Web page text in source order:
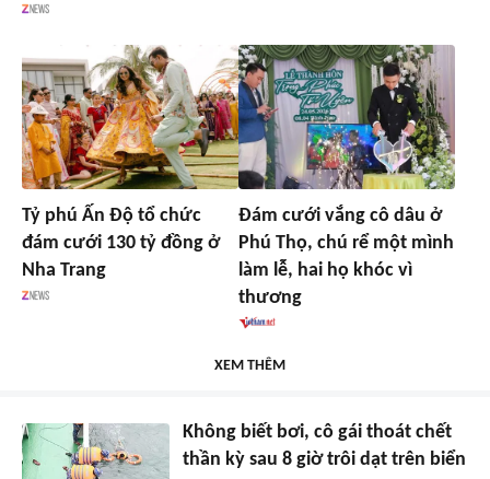
Tỷ phú Ấn Độ tổ chức
đám cưới 130 tỷ đồng ở
Nha Trang
Đám cưới vắng cô dâu ở
Phú Thọ, chú rể một mình
làm lễ, hai họ khóc vì
thương
XEM THÊM
Không biết bơi, cô gái thoát chết
thần kỳ sau 8 giờ trôi dạt trên biển